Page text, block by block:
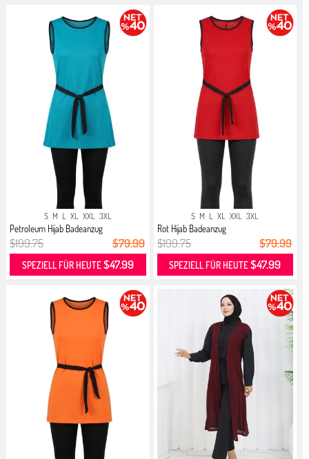
S M L XL XXL 3XL
Petroleum Hijab Badeanzug
$199.75 $79.99
SPEZIELL FÜR HEUTE$47.99
S M L XL XXL 3XL
Rot Hijab Badeanzug
$199.75 $79.99
SPEZIELL FÜR HEUTE$47.99